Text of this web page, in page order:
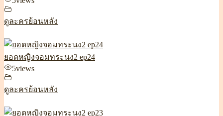
ดูละครย้อนหลัง
ยอดหญิงจอมทระนง2 ep24
5views
ดูละครย้อนหลัง